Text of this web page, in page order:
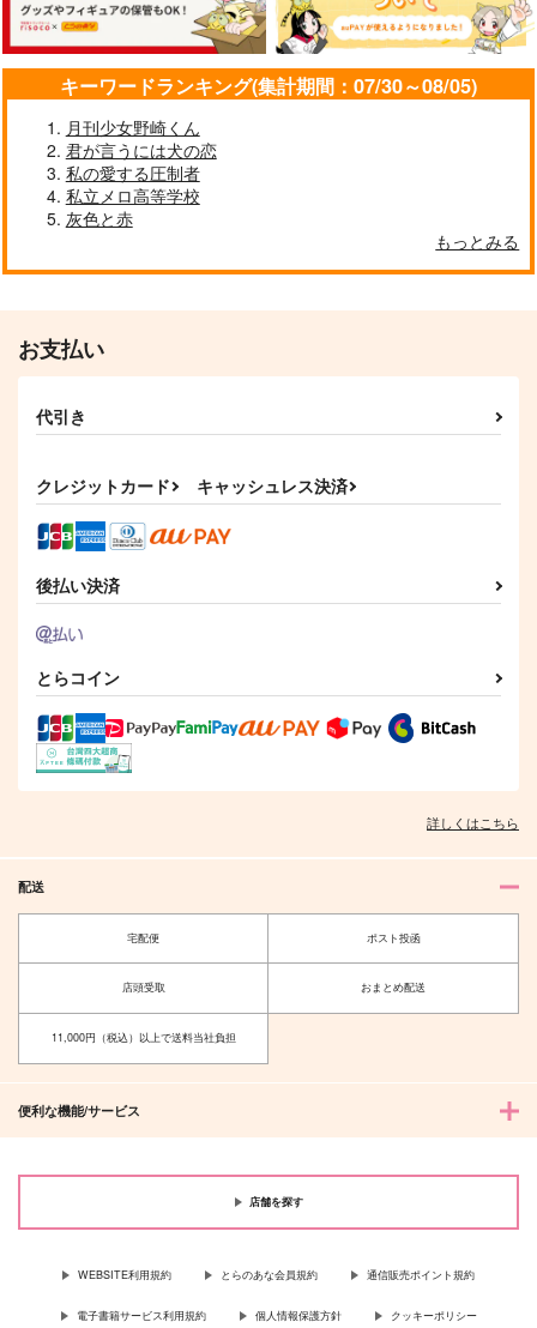
キーワードランキング(集計期間：07/30～08/05)
月刊少女野崎くん
君が言うには犬の恋
私の愛する圧制者
私立メロ高等学校
灰色と赤
もっとみる
お支払い
代引き
クレジットカード キャッシュレス決済
後払い決済
とらコイン
詳しくはこちら
配送
宅配便 ポスト投函
店頭受取 おまとめ配送
11,000円（税込）以上で送料当社負担
便利な機能/サービス
店舗を探す
WEBSITE利用規約 とらのあな会員規約 通信販売ポイント規約
電子書籍サービス利用規約 個人情報保護方針 クッキーポリシー